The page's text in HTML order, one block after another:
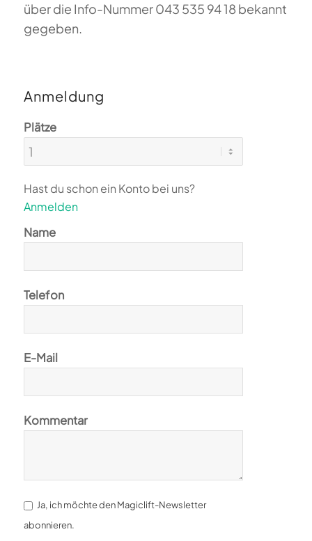
über die Info-Nummer 043 535 94 18 bekannt
gegeben.
Anmeldung
Plätze
Hast du schon ein Konto bei uns?
Anmelden
Name
Telefon
E-Mail
Kommentar
Ja, ich möchte den Magiclift-Newsletter
abonnieren.